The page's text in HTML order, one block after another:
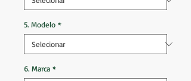
5. Modelo *
6. Marca *